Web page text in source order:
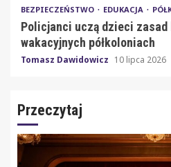
BEZPIECZEŃSTWO EDUKACJA
Policjanci uczą dzieci zasad
wakacyjnych półkoloniach
Tomasz Dawidowicz 10 lipca 2026
Przeczytaj